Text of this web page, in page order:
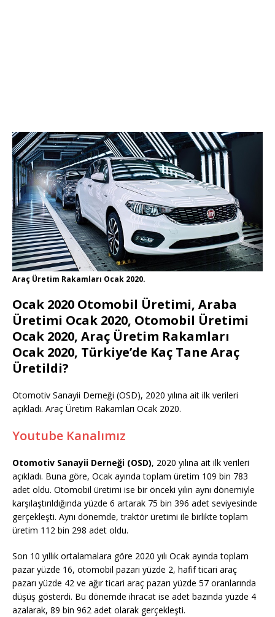
Araç Üretim Rakamları Ocak 2020.
Ocak 2020 Otomobil Üretimi, Araba
Üretimi Ocak 2020, Otomobil Üretimi
Ocak 2020, Araç Üretim Rakamları
Ocak 2020, Türkiye’de Kaç Tane Araç
Üretildi?
Otomotiv Sanayii Derneği (OSD), 2020 yılına ait ilk verileri
açıkladı. Araç Üretim Rakamları Ocak 2020.
Youtube Kanalımız
Otomotiv Sanayii Derneği (OSD), 2020 yılına ait ilk verileri
açıkladı. Buna göre, Ocak ayında toplam üretim 109 bin 783
adet oldu. Otomobil üretimi ise bir önceki yılın aynı dönemiyle
karşılaştırıldığında yüzde 6 artarak 75 bin 396 adet seviyesinde
gerçekleşti. Aynı dönemde, traktör üretimi ile birlikte toplam
üretim 112 bin 298 adet oldu.
Son 10 yıllık ortalamalara göre 2020 yılı Ocak ayında toplam
pazar yüzde 16, otomobil pazarı yüzde 2, hafif ticari araç
pazarı yüzde 42 ve ağır ticari araç pazarı yüzde 57 oranlarında
düşüş gösterdi. Bu dönemde ihracat ise adet bazında yüzde 4
azalarak, 89 bin 962 adet olarak gerçekleşti.